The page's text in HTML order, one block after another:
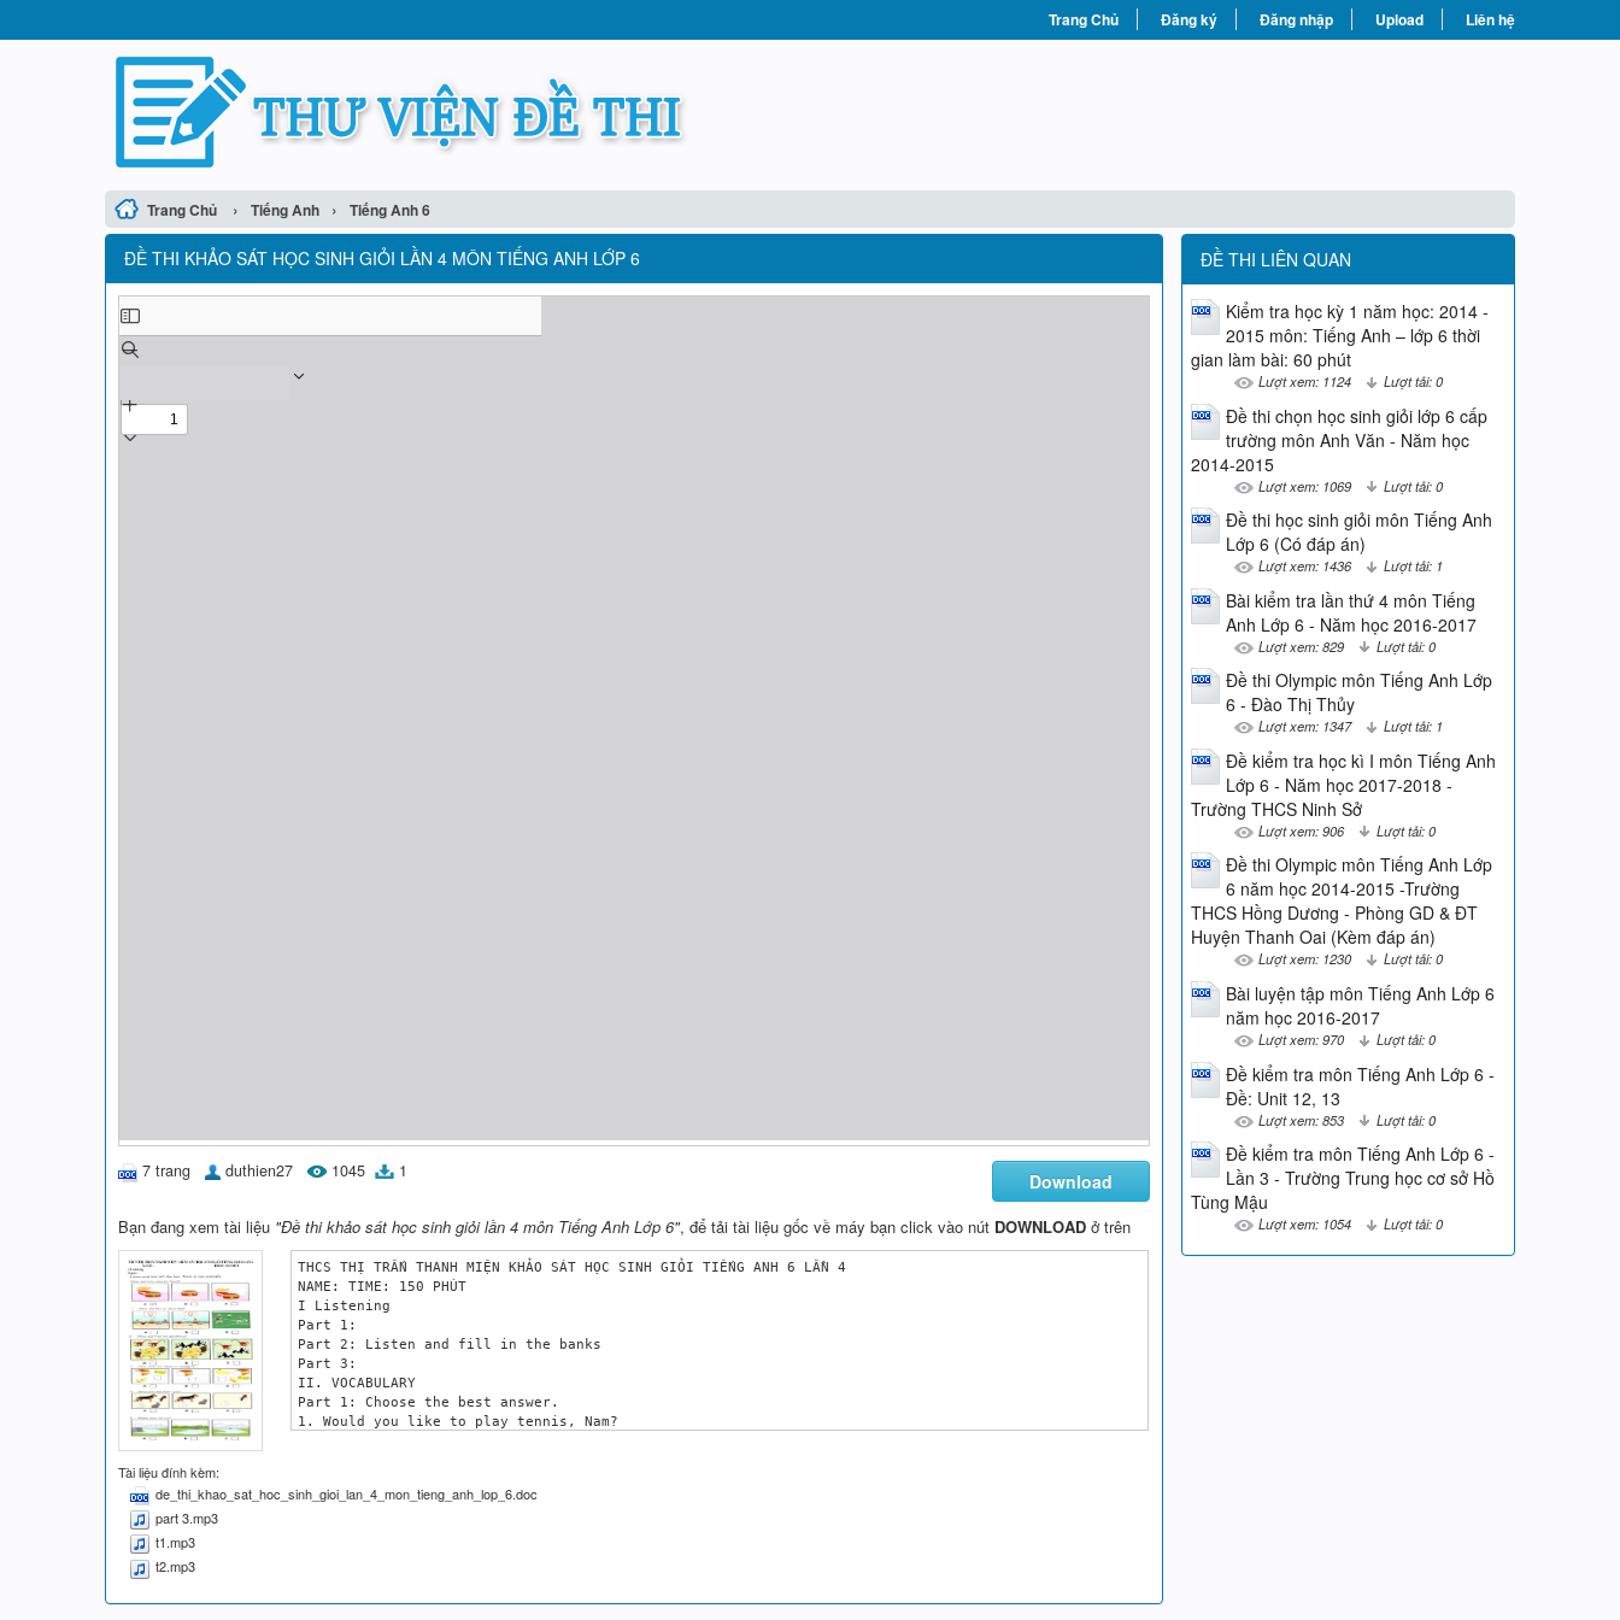
Trang Chủ Đăng ký Đăng nhập Upload Liên hệ
Trang Chủ › Tiếng Anh › Tiếng Anh 6
ĐỀ THI KHẢO SÁT HỌC SINH GIỎI LẦN 4 MÔN TIẾNG ANH LỚP 6
7 trang duthien27 1045 1 Download
Bạn đang xem tài liệu "Đề thi khảo sát học sinh giỏi lần 4 môn Tiếng Anh Lớp 6", để tải tài liệu gốc về máy bạn click vào nút DOWNLOAD ở trên
THCS THỊ TRẤN THANH MIỆN KHẢO SÁT HỌC SINH GIỎI TIẾNG ANH 6 LẦN 4
NAME: TIME: 150 PHÚT
I Listening
Part 1:
Part 2: Listen and fill in the banks
Part 3:
II. VOCABULARY
Part 1: Choose the best answer.
1. Would you like to play tennis, Nam?
3. Can I borrow your fishing rob, Minh?
Tài liệu đính kèm:
de_thi_khao_sat_hoc_sinh_gioi_lan_4_mon_tieng_anh_lop_6.doc
part 3.mp3
t1.mp3
t2.mp3
ĐỀ THI LIÊN QUAN
Kiểm tra học kỳ 1 năm học: 2014 -
2015 môn: Tiếng Anh – lớp 6 thời
gian làm bài: 60 phút
Lượt xem: 1124 Lượt tải: 0
Đề thi chọn học sinh giỏi lớp 6 cấp
trường môn Anh Văn - Năm học
2014-2015
Lượt xem: 1069 Lượt tải: 0
Đề thi học sinh giỏi môn Tiếng Anh
Lớp 6 (Có đáp án)
Lượt xem: 1436 Lượt tải: 1
Bài kiểm tra lần thứ 4 môn Tiếng
Anh Lớp 6 - Năm học 2016-2017
Lượt xem: 829 Lượt tải: 0
Đề thi Olympic môn Tiếng Anh Lớp
6 - Đào Thị Thủy
Lượt xem: 1347 Lượt tải: 1
Đề kiểm tra học kì I môn Tiếng Anh
Lớp 6 - Năm học 2017-2018 -
Trường THCS Ninh Sở
Lượt xem: 906 Lượt tải: 0
Đề thi Olympic môn Tiếng Anh Lớp
6 năm học 2014-2015 -Trường
THCS Hồng Dương - Phòng GD & ĐT
Huyện Thanh Oai (Kèm đáp án)
Lượt xem: 1230 Lượt tải: 0
Bài luyện tập môn Tiếng Anh Lớp 6
năm học 2016-2017
Lượt xem: 970 Lượt tải: 0
Đề kiểm tra môn Tiếng Anh Lớp 6 -
Đề: Unit 12, 13
Lượt xem: 853 Lượt tải: 0
Đề kiểm tra môn Tiếng Anh Lớp 6 -
Lần 3 - Trường Trung học cơ sở Hồ
Tùng Mậu
Lượt xem: 1054 Lượt tải: 0